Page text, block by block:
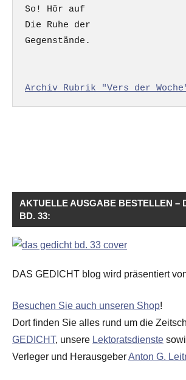
So! Hör auf
Die Ruhe der
Gegenstände.
Archiv Rubrik "Vers der
AKTUELLE AUSGABE BESTELLEN –
BD. 33:
DAS GEDICHT blog wird präsentiert
Besuchen Sie auch unseren Shop!
Dort finden Sie alles rund um die
GEDICHT, unsere Lektoratsdienste
Verleger und HerausgeberAnton G.